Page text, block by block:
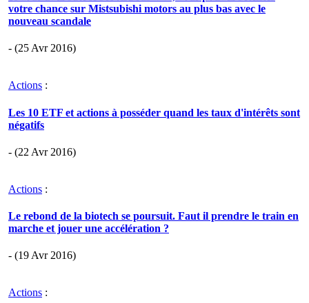
votre chance sur Mistsubishi motors au plus bas avec le
nouveau scandale
- (25 Avr 2016)
Actions :
Les 10 ETF et actions à posséder quand les taux d'intérêts sont
négatifs
- (22 Avr 2016)
Actions :
Le rebond de la biotech se poursuit. Faut il prendre le train en
marche et jouer une accélération ?
- (19 Avr 2016)
Actions :